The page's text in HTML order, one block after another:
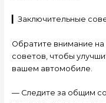
▎Заключительные
Обратите внимание
советов, чтобы
вашем автомобиле.
— Следите за общим